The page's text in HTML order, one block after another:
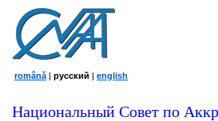
română | русский | english
Национальный Совет по